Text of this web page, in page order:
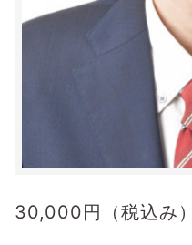
30,000円（税込み）